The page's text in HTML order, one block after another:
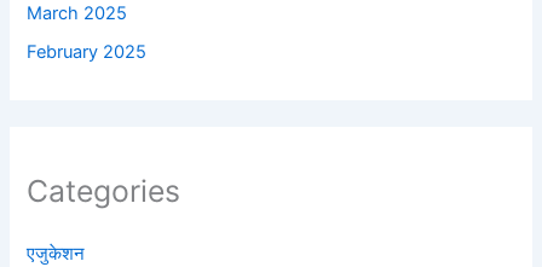
March 2025
February 2025
Categories
एजुकेशन